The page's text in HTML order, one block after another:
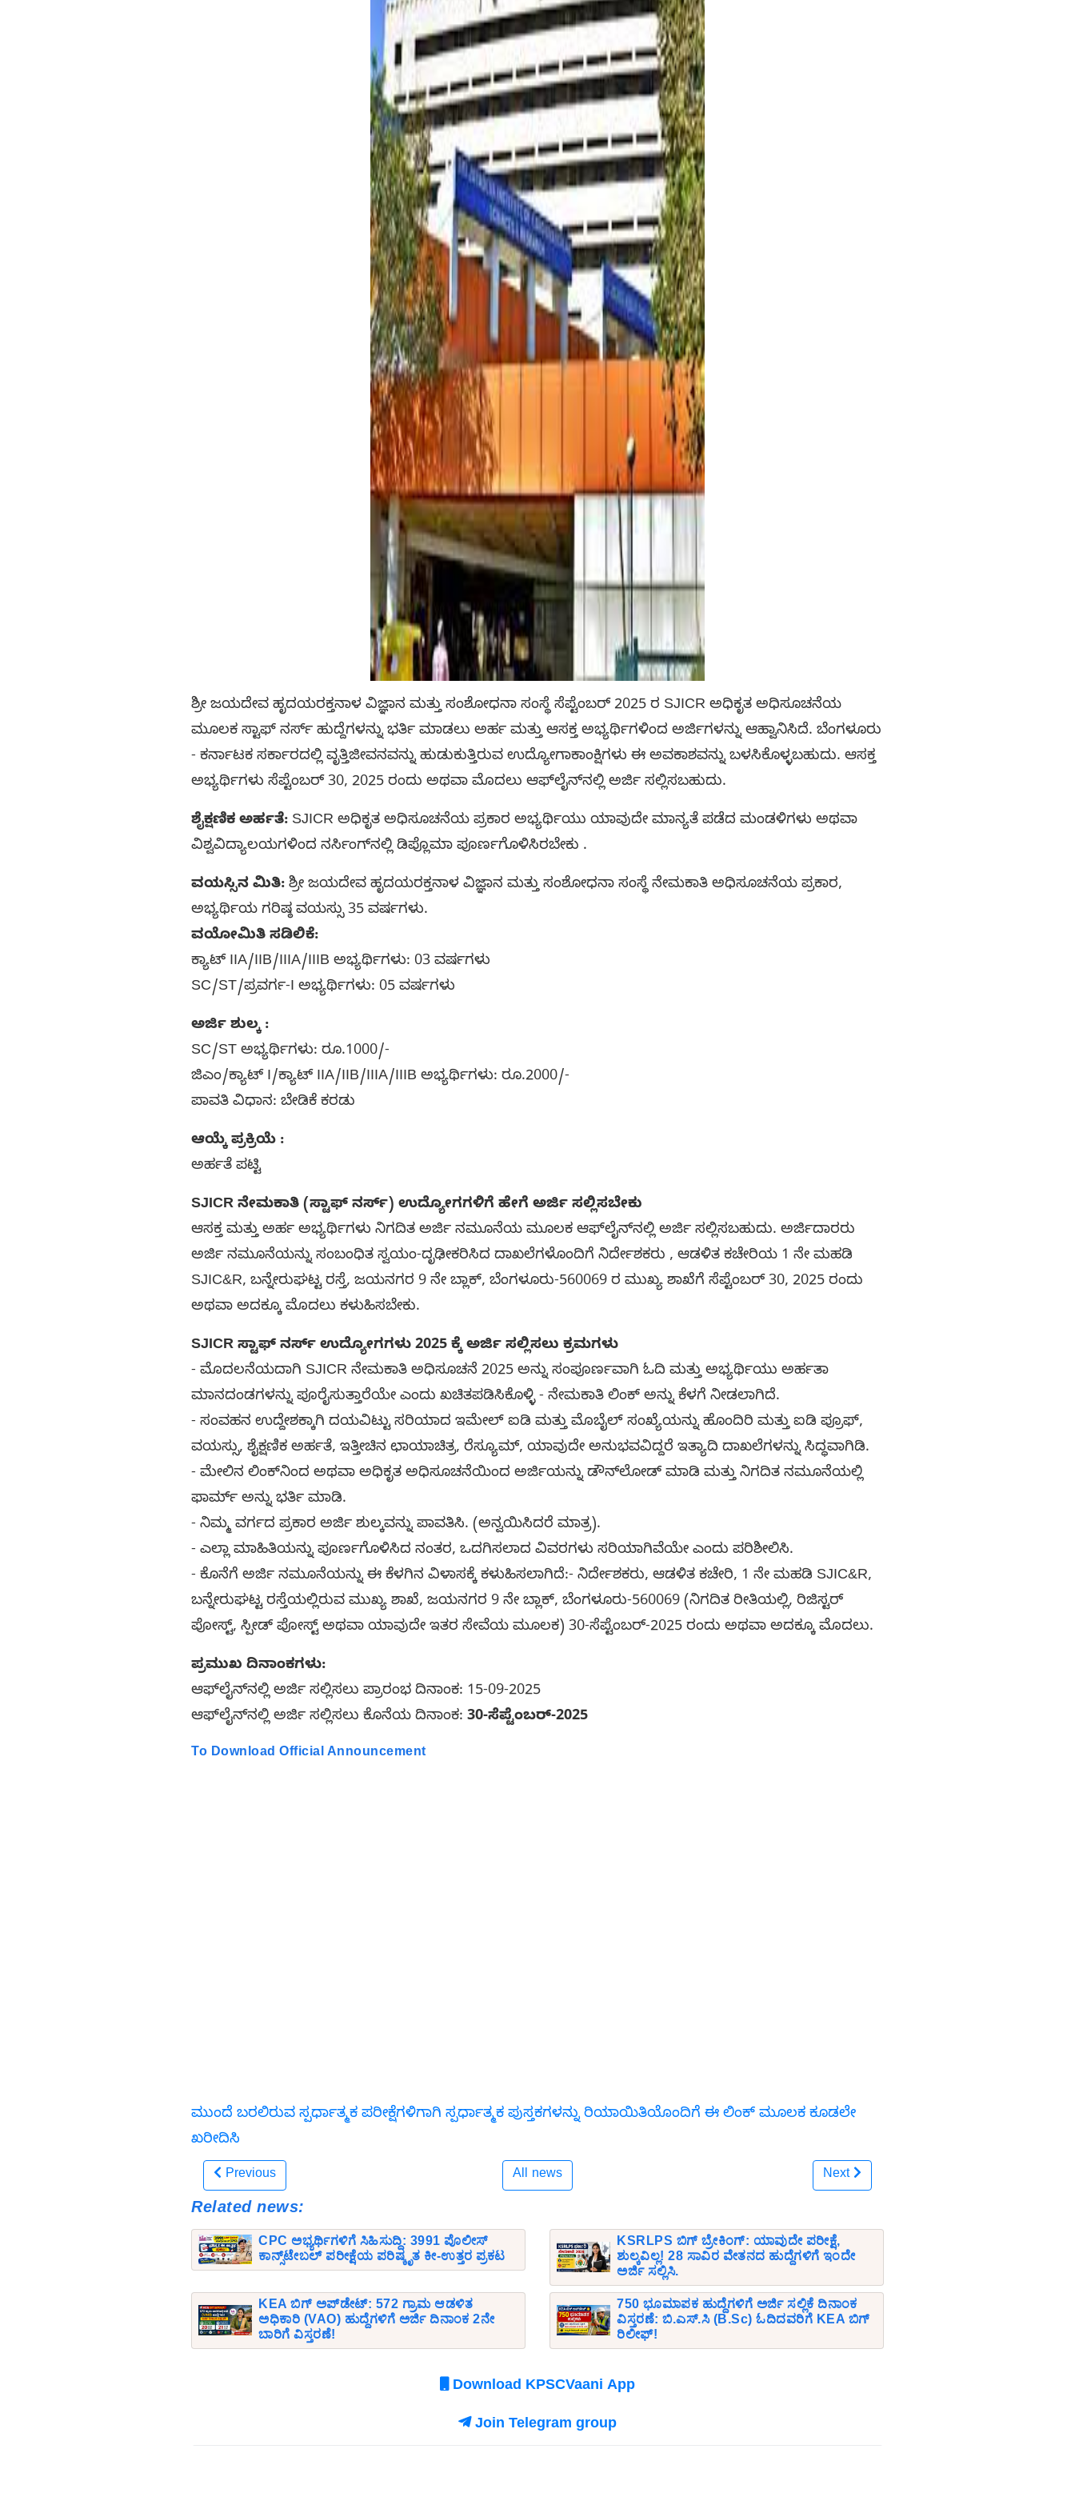
ಶ್ರೀ ಜಯದೇವ ಹೃದಯರಕ್ತನಾಳ ವಿಜ್ಞಾನ ಮತ್ತು ಸಂಶೋಧನಾ ಸಂಸ್ಥೆ ಸೆಪ್ಟೆಂಬರ್ 2025 ರ SJICR ಅಧಿಕೃತ ಅಧಿಸೂಚನೆಯ
ಮೂಲಕ ಸ್ಟಾಫ್ ನರ್ಸ್ ಹುದ್ದೆಗಳನ್ನು ಭರ್ತಿ ಮಾಡಲು ಅರ್ಹ ಮತ್ತು ಆಸಕ್ತ ಅಭ್ಯರ್ಥಿಗಳಿಂದ ಅರ್ಜಿಗಳನ್ನು ಆಹ್ವಾನಿಸಿದೆ. ಬೆಂಗಳೂರು
- ಕರ್ನಾಟಕ ಸರ್ಕಾರದಲ್ಲಿ ವೃತ್ತಿಜೀವನವನ್ನು ಹುಡುಕುತ್ತಿರುವ ಉದ್ಯೋಗಾಕಾಂಕ್ಷಿಗಳು ಈ ಅವಕಾಶವನ್ನು ಬಳಸಿಕೊಳ್ಳಬಹುದು. ಆಸಕ್ತ
ಅಭ್ಯರ್ಥಿಗಳು ಸೆಪ್ಟೆಂಬರ್ 30, 2025 ರಂದು ಅಥವಾ ಮೊದಲು ಆಫ್‌ಲೈನ್‌ನಲ್ಲಿ ಅರ್ಜಿ ಸಲ್ಲಿಸಬಹುದು.
ಶೈಕ್ಷಣಿಕ ಅರ್ಹತೆ: SJICR ಅಧಿಕೃತ ಅಧಿಸೂಚನೆಯ ಪ್ರಕಾರ ಅಭ್ಯರ್ಥಿಯು ಯಾವುದೇ ಮಾನ್ಯತೆ ಪಡೆದ ಮಂಡಳಿಗಳು ಅಥವಾ
ವಿಶ್ವವಿದ್ಯಾಲಯಗಳಿಂದ ನರ್ಸಿಂಗ್‌ನಲ್ಲಿ ಡಿಪ್ಲೊಮಾ ಪೂರ್ಣಗೊಳಿಸಿರಬೇಕು .
ವಯಸ್ಸಿನ ಮಿತಿ: ಶ್ರೀ ಜಯದೇವ ಹೃದಯರಕ್ತನಾಳ ವಿಜ್ಞಾನ ಮತ್ತು ಸಂಶೋಧನಾ ಸಂಸ್ಥೆ ನೇಮಕಾತಿ ಅಧಿಸೂಚನೆಯ ಪ್ರಕಾರ,
ಅಭ್ಯರ್ಥಿಯ ಗರಿಷ್ಠ ವಯಸ್ಸು 35 ವರ್ಷಗಳು.
ವಯೋಮಿತಿ ಸಡಿಲಿಕೆ:
ಕ್ಯಾಟ್ IIA/IIB/IIIA/IIIB ಅಭ್ಯರ್ಥಿಗಳು: 03 ವರ್ಷಗಳು
SC/ST/ಪ್ರವರ್ಗ-I ಅಭ್ಯರ್ಥಿಗಳು: 05 ವರ್ಷಗಳು
ಅರ್ಜಿ ಶುಲ್ಕ :
SC/ST ಅಭ್ಯರ್ಥಿಗಳು: ರೂ.1000/-
ಜಿಎಂ/ಕ್ಯಾಟ್ I/ಕ್ಯಾಟ್ IIA/IIB/IIIA/IIIB ಅಭ್ಯರ್ಥಿಗಳು: ರೂ.2000/-
ಪಾವತಿ ವಿಧಾನ: ಬೇಡಿಕೆ ಕರಡು
ಆಯ್ಕೆ ಪ್ರಕ್ರಿಯೆ :
ಅರ್ಹತೆ ಪಟ್ಟಿ
SJICR ನೇಮಕಾತಿ (ಸ್ಟಾಫ್ ನರ್ಸ್) ಉದ್ಯೋಗಗಳಿಗೆ ಹೇಗೆ ಅರ್ಜಿ ಸಲ್ಲಿಸಬೇಕು
ಆಸಕ್ತ ಮತ್ತು ಅರ್ಹ ಅಭ್ಯರ್ಥಿಗಳು ನಿಗದಿತ ಅರ್ಜಿ ನಮೂನೆಯ ಮೂಲಕ ಆಫ್‌ಲೈನ್‌ನಲ್ಲಿ ಅರ್ಜಿ ಸಲ್ಲಿಸಬಹುದು. ಅರ್ಜಿದಾರರು
ಅರ್ಜಿ ನಮೂನೆಯನ್ನು ಸಂಬಂಧಿತ ಸ್ವಯಂ-ದೃಢೀಕರಿಸಿದ ದಾಖಲೆಗಳೊಂದಿಗೆ ನಿರ್ದೇಶಕರು , ಆಡಳಿತ ಕಚೇರಿಯ 1 ನೇ ಮಹಡಿ
SJIC&R, ಬನ್ನೇರುಘಟ್ಟ ರಸ್ತೆ, ಜಯನಗರ 9 ನೇ ಬ್ಲಾಕ್, ಬೆಂಗಳೂರು-560069 ರ ಮುಖ್ಯ ಶಾಖೆಗೆ ಸೆಪ್ಟೆಂಬರ್ 30, 2025 ರಂದು
ಅಥವಾ ಅದಕ್ಕೂ ಮೊದಲು ಕಳುಹಿಸಬೇಕು.
SJICR ಸ್ಟಾಫ್ ನರ್ಸ್ ಉದ್ಯೋಗಗಳು 2025 ಕ್ಕೆ ಅರ್ಜಿ ಸಲ್ಲಿಸಲು ಕ್ರಮಗಳು
- ಮೊದಲನೆಯದಾಗಿ SJICR ನೇಮಕಾತಿ ಅಧಿಸೂಚನೆ 2025 ಅನ್ನು ಸಂಪೂರ್ಣವಾಗಿ ಓದಿ ಮತ್ತು ಅಭ್ಯರ್ಥಿಯು ಅರ್ಹತಾ
ಮಾನದಂಡಗಳನ್ನು ಪೂರೈಸುತ್ತಾರೆಯೇ ಎಂದು ಖಚಿತಪಡಿಸಿಕೊಳ್ಳಿ - ನೇಮಕಾತಿ ಲಿಂಕ್ ಅನ್ನು ಕೆಳಗೆ ನೀಡಲಾಗಿದೆ.
- ಸಂವಹನ ಉದ್ದೇಶಕ್ಕಾಗಿ ದಯವಿಟ್ಟು ಸರಿಯಾದ ಇಮೇಲ್ ಐಡಿ ಮತ್ತು ಮೊಬೈಲ್ ಸಂಖ್ಯೆಯನ್ನು ಹೊಂದಿರಿ ಮತ್ತು ಐಡಿ ಪ್ರೂಫ್,
ವಯಸ್ಸು, ಶೈಕ್ಷಣಿಕ ಅರ್ಹತೆ, ಇತ್ತೀಚಿನ ಛಾಯಾಚಿತ್ರ, ರೆಸ್ಯೂಮ್, ಯಾವುದೇ ಅನುಭವವಿದ್ದರೆ ಇತ್ಯಾದಿ ದಾಖಲೆಗಳನ್ನು ಸಿದ್ಧವಾಗಿಡಿ.
- ಮೇಲಿನ ಲಿಂಕ್‌ನಿಂದ ಅಥವಾ ಅಧಿಕೃತ ಅಧಿಸೂಚನೆಯಿಂದ ಅರ್ಜಿಯನ್ನು ಡೌನ್‌ಲೋಡ್ ಮಾಡಿ ಮತ್ತು ನಿಗದಿತ ನಮೂನೆಯಲ್ಲಿ
ಫಾರ್ಮ್ ಅನ್ನು ಭರ್ತಿ ಮಾಡಿ.
- ನಿಮ್ಮ ವರ್ಗದ ಪ್ರಕಾರ ಅರ್ಜಿ ಶುಲ್ಕವನ್ನು ಪಾವತಿಸಿ. (ಅನ್ವಯಿಸಿದರೆ ಮಾತ್ರ).
- ಎಲ್ಲಾ ಮಾಹಿತಿಯನ್ನು ಪೂರ್ಣಗೊಳಿಸಿದ ನಂತರ, ಒದಗಿಸಲಾದ ವಿವರಗಳು ಸರಿಯಾಗಿವೆಯೇ ಎಂದು ಪರಿಶೀಲಿಸಿ.
- ಕೊನೆಗೆ ಅರ್ಜಿ ನಮೂನೆಯನ್ನು ಈ ಕೆಳಗಿನ ವಿಳಾಸಕ್ಕೆ ಕಳುಹಿಸಲಾಗಿದೆ:- ನಿರ್ದೇಶಕರು, ಆಡಳಿತ ಕಚೇರಿ, 1 ನೇ ಮಹಡಿ SJIC&R,
ಬನ್ನೇರುಘಟ್ಟ ರಸ್ತೆಯಲ್ಲಿರುವ ಮುಖ್ಯ ಶಾಖೆ, ಜಯನಗರ 9 ನೇ ಬ್ಲಾಕ್, ಬೆಂಗಳೂರು-560069 (ನಿಗದಿತ ರೀತಿಯಲ್ಲಿ, ರಿಜಿಸ್ಟರ್
ಪೋಸ್ಟ್, ಸ್ಪೀಡ್ ಪೋಸ್ಟ್ ಅಥವಾ ಯಾವುದೇ ಇತರ ಸೇವೆಯ ಮೂಲಕ) 30-ಸೆಪ್ಟೆಂಬರ್-2025 ರಂದು ಅಥವಾ ಅದಕ್ಕೂ ಮೊದಲು.
ಪ್ರಮುಖ ದಿನಾಂಕಗಳು:
ಆಫ್‌ಲೈನ್‌ನಲ್ಲಿ ಅರ್ಜಿ ಸಲ್ಲಿಸಲು ಪ್ರಾರಂಭ ದಿನಾಂಕ: 15-09-2025
ಆಫ್‌ಲೈನ್‌ನಲ್ಲಿ ಅರ್ಜಿ ಸಲ್ಲಿಸಲು ಕೊನೆಯ ದಿನಾಂಕ: 30-ಸೆಪ್ಟೆಂಬರ್-2025
To Download Official Announcement
ಮುಂದೆ ಬರಲಿರುವ ಸ್ಪರ್ಧಾತ್ಮಕ ಪರೀಕ್ಷೆಗಳಿಗಾಗಿ ಸ್ಪರ್ಧಾತ್ಮಕ ಪುಸ್ತಕಗಳನ್ನು ರಿಯಾಯಿತಿಯೊಂದಿಗೆ ಈ ಲಿಂಕ್ ಮೂಲಕ ಕೂಡಲೇ
ಖರೀದಿಸಿ
Previous All news
Next
Related news:
CPC ಅಭ್ಯರ್ಥಿಗಳಿಗೆ ಸಿಹಿಸುದ್ದಿ: 3991 ಪೊಲೀಸ್
ಕಾನ್ಸ್‌ಟೇಬಲ್ ಪರೀಕ್ಷೆಯ ಪರಿಷ್ಕೃತ ಕೀ-ಉತ್ತರ ಪ್ರಕಟ
KSRLPS ಬಿಗ್ ಬ್ರೇಕಿಂಗ್: ಯಾವುದೇ ಪರೀಕ್ಷೆ,
ಶುಲ್ಕವಿಲ್ಲ! 28 ಸಾವಿರ ವೇತನದ ಹುದ್ದೆಗಳಿಗೆ ಇಂದೇ
ಅರ್ಜಿ ಸಲ್ಲಿಸಿ.
KEA ಬಿಗ್ ಅಪ್‌ಡೇಟ್: 572 ಗ್ರಾಮ ಆಡಳಿತ
ಅಧಿಕಾರಿ (VAO) ಹುದ್ದೆಗಳಿಗೆ ಅರ್ಜಿ ದಿನಾಂಕ 2ನೇ
ಬಾರಿಗೆ ವಿಸ್ತರಣೆ!
750 ಭೂಮಾಪಕ ಹುದ್ದೆಗಳಿಗೆ ಅರ್ಜಿ ಸಲ್ಲಿಕೆ ದಿನಾಂಕ
ವಿಸ್ತರಣೆ: ಬಿ.ಎಸ್.ಸಿ (B.Sc) ಓದಿದವರಿಗೆ KEA ಬಿಗ್
ರಿಲೀಫ್!
Download KPSCVaani App
Join Telegram group